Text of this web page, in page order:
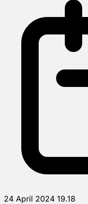
24 April 2024 19.18